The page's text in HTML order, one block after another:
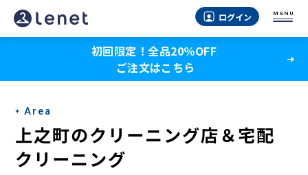
上
之
の
ク
リ
ー
ログイン MENU
初回限定！全品20％OFF
ご注文はこちら
Area
上之町のクリーニング店＆宅配
クリーニング